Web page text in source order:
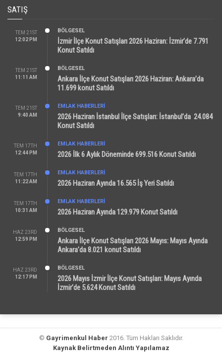
SATIŞ
TEM 21ST
12:02 PM
BÖLGESEL
İzmir İlçe Konut Satışları 2026 Haziran: İzmir’de 7.791
Konut Satıldı
TEM 21ST
11:11 AM
BÖLGESEL
Ankara İlçe Konut Satışları 2026 Haziran: Ankara’da
11.699 konut Satıldı
TEM 21ST
9:40 AM
EMLAK HABERLERI
2026 Haziran İstanbul İlçe Satışları: İstanbul’da 24.084
Konut Satıldı
TEM 17TH
12:44 PM
EMLAK HABERLERI
2026 İlk 6 Aylık Döneminde 699.516 Konut Satıldı
TEM 17TH
11:22 AM
EMLAK HABERLERI
2026 Haziran Ayında 16.565 İş Yeri Satıldı
TEM 17TH
10:31 AM
EMLAK HABERLERI
2026 Haziran Ayında 129.979 Konut Satıldı
HAZ 23RD
12:59 PM
BÖLGESEL
Ankara İlçe Konut Satışları 2026 Mayıs: Mayıs Ayında
Ankara’da 8.021 konut Satıldı
HAZ 23RD
12:17 PM
BÖLGESEL
2026 Mayıs İzmir İlçe Konut Satışları: Mayıs Ayında
İzmir’de 5.624 Konut Satıldı
© Gayrimenkul Haber 2016. Tüm Hakları Saklıdır.
Kaynak Belirtmeden Alıntı Yapılamaz